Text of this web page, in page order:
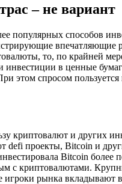
– не вариант
популярных
впечатляющие
то, по крайней
в ценные
спросом
криптовалют и
проекты, Bitcoin и
Bitcoin
с криптовалютами.
рынка вкладывают